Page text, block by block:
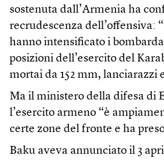
sostenuta dall’Armenia ha
recrudescenza dell’offensiva:
hanno intensificato i
posizioni dell’esercito del
mortai da 152 mm, lanciarazzi
Ma il ministero della difesa di
l’esercito armeno “è
certe zone del fronte e ha
Baku aveva annunciato il 3